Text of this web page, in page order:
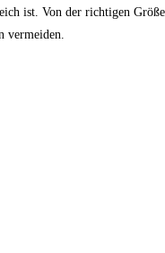
ist. Von der richtigen
vermeiden.